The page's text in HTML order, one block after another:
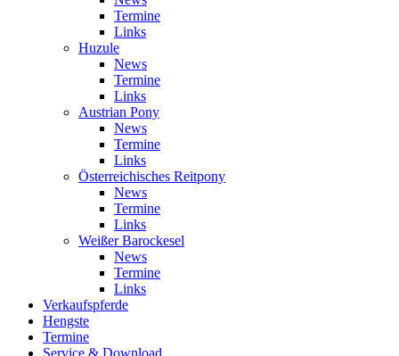
Termine
Links
Huzule
News
Termine
Links
Austrian Pony
News
Termine
Links
Österreichisches Reitpony
News
Termine
Links
Weißer Barockesel
News
Termine
Links
Verkaufspferde
Hengste
Termine
Service & Download